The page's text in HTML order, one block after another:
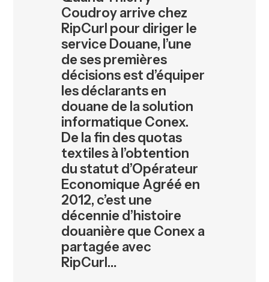
Coudroy arrive chez
RipCurl pour diriger le
service Douane, l’une
de ses premières
décisions est d’équiper
les déclarants en
douane de la solution
informatique Conex.
De la fin des quotas
textiles à l’obtention
du statut d’Opérateur
Economique Agréé en
2012, c’est une
décennie d’histoire
douanière que Conex a
partagée avec
RipCurl…